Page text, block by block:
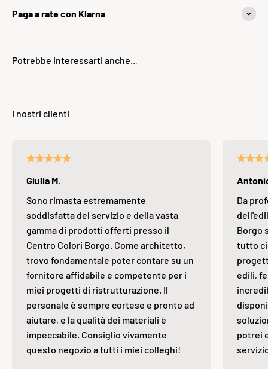
Paga a rate con Klarna
Giulia M.
Sono rimasta estremamente
soddisfatta del servizio e della vasta
gamma di prodotti offerti presso il
Centro Colori Borgo. Come architetto,
trovo fondamentale poter contare su un
fornitore affidabile e competente per i
miei progetti di ristrutturazione. Il
personale è sempre cortese e pronto ad
aiutare, e la qualità dei materiali è
impeccabile. Consiglio vivamente
questo negozio a tutti i miei colleghi!
Da
Borgo
tutto
edili,
potrei